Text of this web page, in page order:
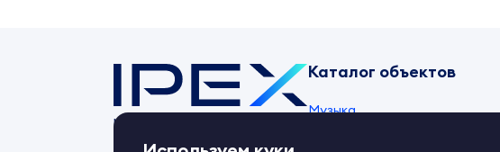
Контент-маркет
Каталог объектов
Музыка